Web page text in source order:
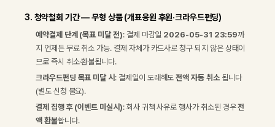
3. 청약철회 기간 — 무형 상품 (개표응원 후원·크라우드펀딩)
예약결제 단계 (목표 미달 전): 결제 마감일 2026-05-31 23:59까
지 언제든 무료 취소 가능. 결제 자체가 카드사로 청구 되지 않은 상태이
므로 즉시 취소·환불됩니다.
크라우드펀딩 목표 미달 시 : 결제일이 도래해도전액 자동 취소됩니다
(별도 신청 불요).
결제 집행 후 (이벤트 미실시): 회사 귀책 사유로 행사가 취소된 경우전
액 환불합니다.